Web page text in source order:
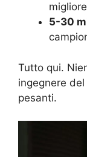
5-30
Tutto qui.
ingegnere
pesanti.